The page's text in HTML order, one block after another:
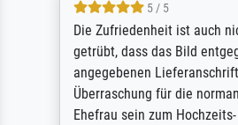
5 / 5
Die Zufriedenheit ist auch
getrübt, dass das Bild
angegebenen
Überraschung für die
Ehefrau sein zum